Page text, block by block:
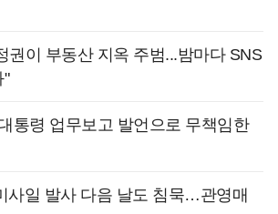
권이 부동산 지옥 주범...밤마다 SNS
"
통령 업무보고 발언으로 무책임한
사일 발사 다음 날도 침묵…관영매